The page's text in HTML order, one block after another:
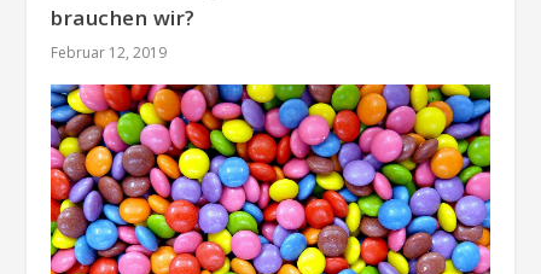
brauchen wir?
Februar 12, 2019